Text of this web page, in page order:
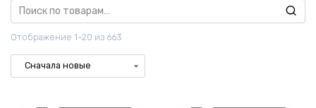
Искать:
Отображение 1–20 из 663